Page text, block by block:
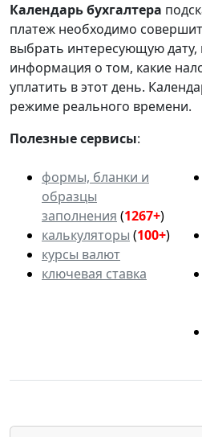
Календарьбухгалтера
платеж необходимо
выбрать интересующую дату,
информация о том, какие
уплатить в этот день.
режиме реального времени.
Полезные сервисы:
формы, бланки и
образцы
заполнения (1267+)
калькуляторы (100+)
курсы валют
ключевая ставка